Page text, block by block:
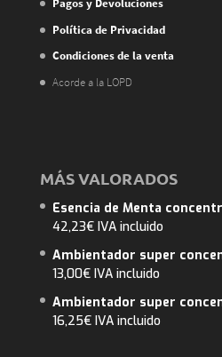
Pagos y Devoluciones
Política de Privacidad
Condiciones de la venta
Acorde a la LOPD
MÁS VALORADOS
Esencia de Menta concentrada para saunas de
42,23€ IVA incluido
Ambientador super concentrado de Lujo. SC196FL Tipo
13,00€ IVA incluido
Ambientador super concentrado de Lujo.
16,25€ IVA incluido